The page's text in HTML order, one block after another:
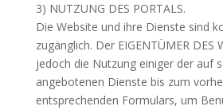
3) NUTZUNG DES PORTALS.
Die Website und ihre Dienste sind
zugänglich. Der EIGENTÜMER DES
jedoch die Nutzung einiger der auf
angebotenen Dienste bis zum
entsprechenden Formulars, um